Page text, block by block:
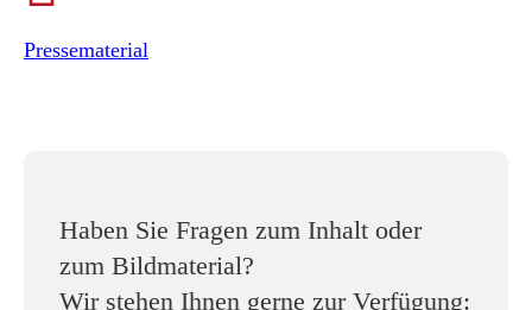
Pressematerial
Haben Sie Fragen zum Inhalt oder
zum Bildmaterial?
Wir stehen Ihnen gerne zur Verfügung: